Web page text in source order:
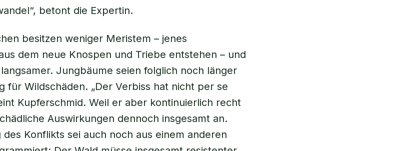
betont die Expertin.
besitzen weniger Meristem – jenes
dem neue Knospen und Triebe entstehen – und
Jungbäume seien folglich noch länger
für Wildschäden. „Der Verbiss hat nicht per se
Kupferschmid. Weil er aber kontinuierlich recht
Auswirkungen dennoch insgesamt an.
des Konflikts sei auch noch aus einem anderen